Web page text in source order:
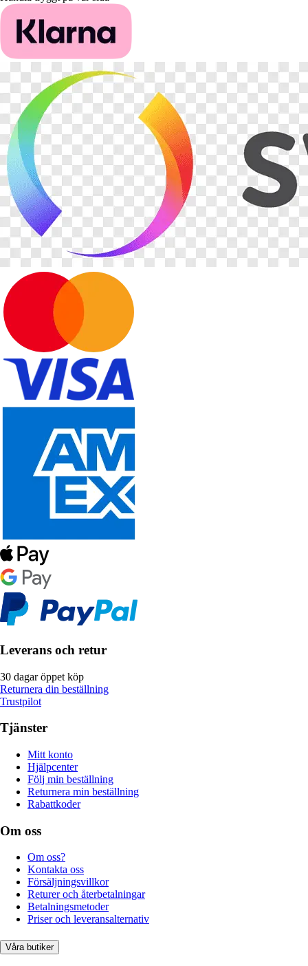
Leverans och retur
30 dagar öppet köp
Returnera din beställning
Trustpilot
Tjänster
Mitt konto
Hjälpcenter
Följ min beställning
Returnera min beställning
Rabattkoder
Om oss
Om oss?
Kontakta oss
Försäljningsvillkor
Returer och återbetalningar
Betalningsmetoder
Priser och leveransalternativ
Våra butiker